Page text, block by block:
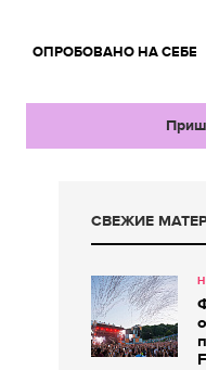
ОПРОБОВАНО НА СЕБЕ
СВЕЖИЕ